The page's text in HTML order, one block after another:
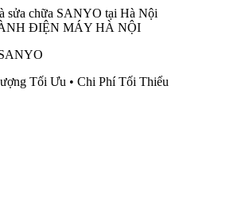
ĐIỆN MÁY HÀ NỘI
Tối Ưu • Chi Phí Tối Thiểu